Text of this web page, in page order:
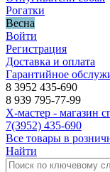
Рогатки
Весна
Войти
Регистрация
Доставка и оплата
Гарантийное
8 3952 435-690
8 939 795-77-99
Х-мастер - магазин
7(3952) 435-690
Все товары в
Найти